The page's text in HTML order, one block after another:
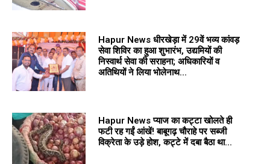
Hapur News धीरखेड़ा में 29वें भव्य कांवड़
सेवा शिविर का हुआ शुभारंभ, उद्यमियों की
निस्वार्थ सेवा की सराहना; अधिकारियों व
अतिथियों ने लिया भोलेनाथ...
Hapur News प्याज का कट्टा खोलते ही
फटी रह गईं आंखें! बाबूगढ़ चौराहे पर सब्जी
विक्रेता के उड़े होश, कट्टे में दबा बैठा था...